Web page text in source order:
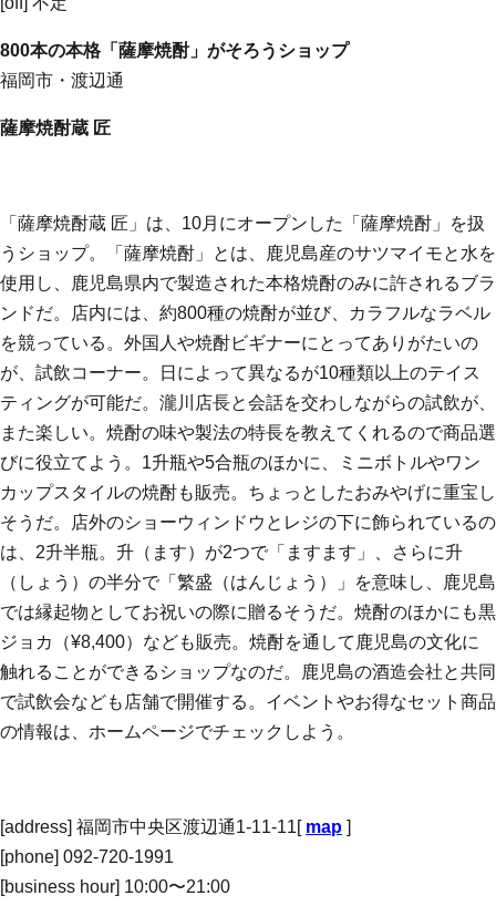
800本の本格「薩摩焼酎」がそろうショップ
福岡市・渡辺通
薩摩焼酎蔵 匠
「薩摩焼酎蔵 匠」は、10月にオープンした「薩摩焼酎」を扱
うショップ。「薩摩焼酎」とは、鹿児島産のサツマイモと水を
使用し、鹿児島県内で製造された本格焼酎のみに許されるブラ
ンドだ。店内には、約800種の焼酎が並び、カラフルなラベル
を競っている。外国人や焼酎ビギナーにとってありがたいの
が、試飲コーナー。日によって異なるが10種類以上のテイス
ティングが可能だ。瀧川店長と会話を交わしながらの試飲が、
また楽しい。焼酎の味や製法の特長を教えてくれるので商品選
びに役立てよう。1升瓶や5合瓶のほかに、ミニボトルやワン
カップスタイルの焼酎も販売。ちょっとしたおみやげに重宝し
そうだ。店外のショーウィンドウとレジの下に飾られているの
は、2升半瓶。升（ます）が2つで「ますます」、さらに升
（しょう）の半分で「繁盛（はんじょう）」を意味し、鹿児島
では縁起物としてお祝いの際に贈るそうだ。焼酎のほかにも黒
ジョカ（¥8,400）なども販売。焼酎を通して鹿児島の文化に
触れることができるショップなのだ。鹿児島の酒造会社と共同
で試飲会なども店舗で開催する。イベントやお得なセット商品
の情報は、ホームページでチェックしよう。
[address] 福岡市中央区渡辺通1-11-11[ map ]
[phone] 092-720-1991
[business hour] 10:00〜21:00